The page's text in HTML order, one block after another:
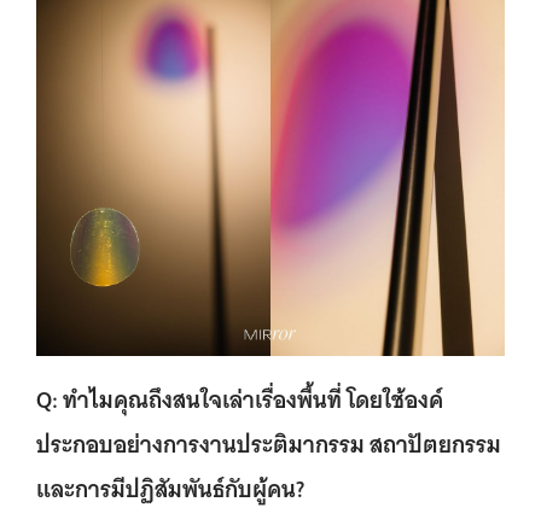
Q: ทำไมคุณถึงสนใจเล่าเรื่องพื้นที่ โดยใช้องค์
ประกอบอย่างการงานประติมากรรม สถาปัตยกรรม
และการมีปฏิสัมพันธ์กับผู้คน?